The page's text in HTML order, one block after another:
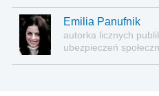
Emilia Panufnik
autorka licznych
ubezpieczeń